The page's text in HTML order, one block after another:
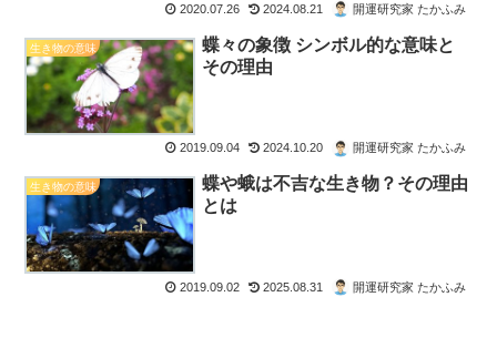
2020.07.26 2024.08.21 開運研究家 たかふみ
生き物の意味
蝶々の象徴 シンボル的な意味と
その理由
2019.09.04 2024.10.20 開運研究家 たかふみ
生き物の意味
蝶や蛾は不吉な生き物？その理由
とは
2019.09.02 2025.08.31 開運研究家 たかふみ